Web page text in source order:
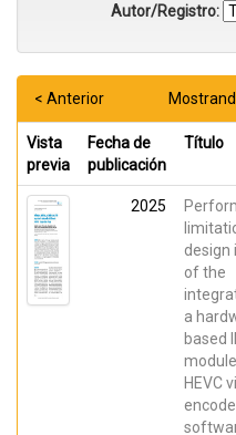
Autor/Registro:
< Anterior
Vista
previa
Fecha de
publicación
Título
2025
design
of the
a
based
HEVC